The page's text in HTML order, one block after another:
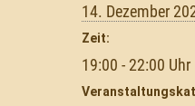
14. Dezember
Zeit:
19:00 - 22:00